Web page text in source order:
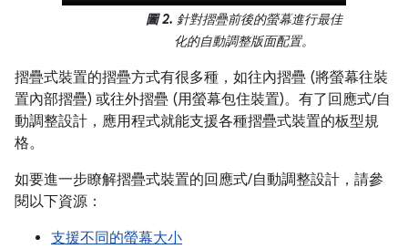
圖 2. 針對摺疊前後的螢幕進行最佳
化的自動調整版面配置。
摺疊式裝置的摺疊方式有很多種，如往內摺疊 (將螢幕往裝
置內部摺疊) 或往外摺疊 (用螢幕包住裝置)。有了回應式/自
動調整設計，應用程式就能支援各種摺疊式裝置的板型規
格。
如要進一步瞭解摺疊式裝置的回應式/自動調整設計，請參
閱以下資源：
支援不同的螢幕大小